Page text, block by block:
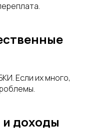
Если их много,
доходы